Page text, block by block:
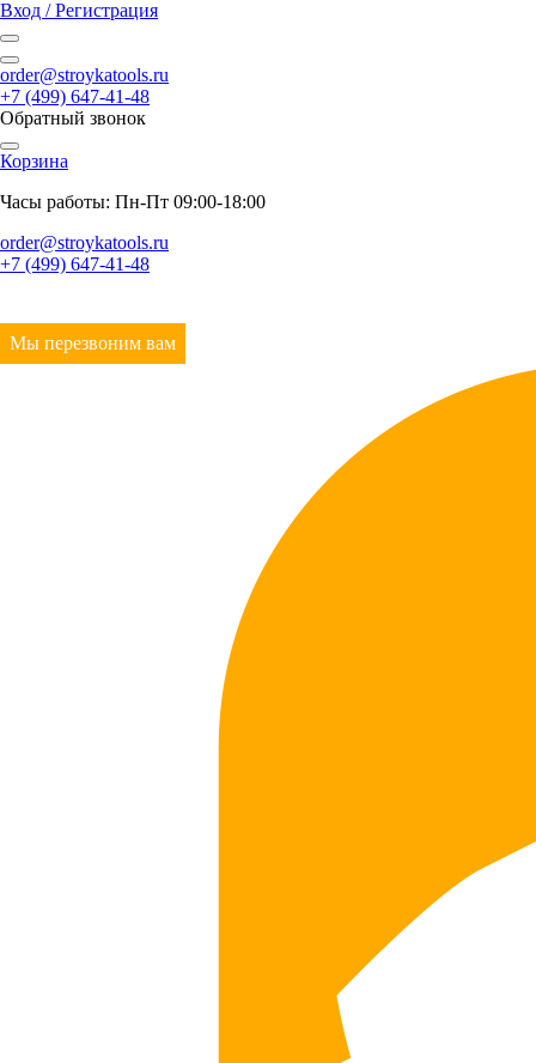
Вход / Регистрация
order@stroykatools.ru
+7 (499) 647-41-48
Обратный звонок
Корзина
Часы работы: Пн-Пт 09:00-18:00
order@stroykatools.ru
+7 (499) 647-41-48
Мы перезвоним вам